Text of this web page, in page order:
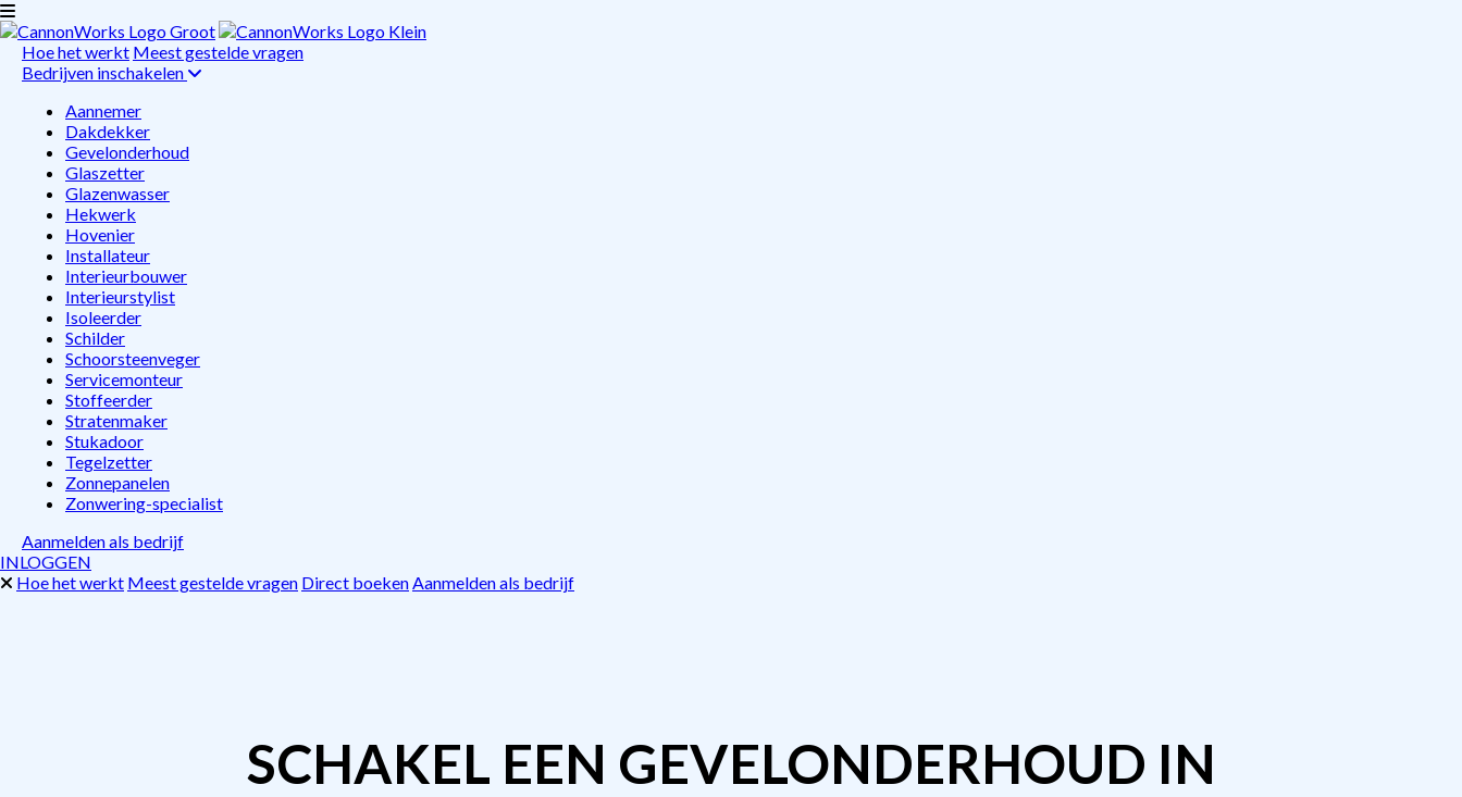
Hoe het werkt Meest gestelde vragen
Bedrijven inschakelen
Aannemer
Dakdekker
Gevelonderhoud
Glaszetter
Glazenwasser
Hekwerk
Hovenier
Installateur
Interieurbouwer
Interieurstylist
Isoleerder
Schilder
Schoorsteenveger
Servicemonteur
Stoffeerder
Stratenmaker
Stukadoor
Tegelzetter
Zonnepanelen
Zonwering-specialist
Aanmelden als bedrijf
INLOGGEN
Hoe het werkt Meest gestelde vragen Direct boekenAanmelden als bedrijf
SCHAKEL EEN GEVELONDERHOUD IN